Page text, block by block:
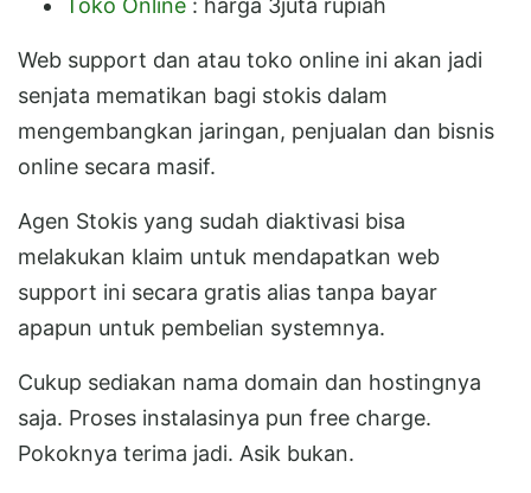
Toko Online : harga 3juta rupiah
Web support dan atau toko online ini akan jadi
senjata mematikan bagi stokis dalam
mengembangkan jaringan, penjualan dan bisnis
online secara masif.
Agen Stokis yang sudah diaktivasi bisa
melakukan klaim untuk mendapatkan web
support ini secara gratis alias tanpa bayar
apapun untuk pembelian systemnya.
Cukup sediakan nama domain dan hostingnya
saja. Proses instalasinya pun free charge.
Pokoknya terima jadi. Asik bukan.